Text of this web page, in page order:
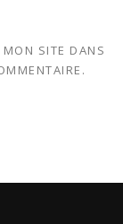
SITE DANS